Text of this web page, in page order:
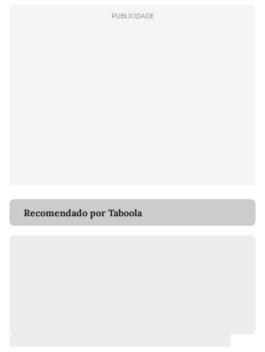
PUBLICIDADE
Recomendado por Taboola